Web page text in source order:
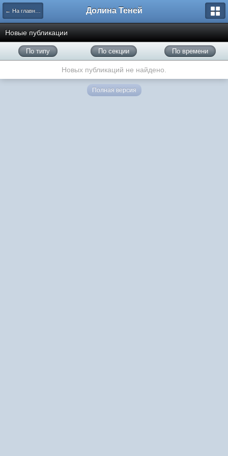
← На главную Долина Теней
Новые публикации
По типу По секции По времени
Новых публикаций не найдено.
Полная версия